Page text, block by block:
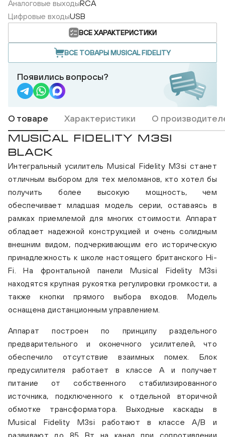
Аналоговые выходыRCA
Цифровые входыUSB
ВСЕ ХАРАКТЕРИСТИКИ
ВСЕ ТОВАРЫ MUSICAL FIDELITY
Появились вопросы?
О товаре Характеристики О
MUSICAL FIDELITY M3SI
BLACK
Интегральный усилитель Musical Fidelity M3si станет
отличным выбором для тех меломанов, кто хотел бы
получить более высокую мощность, чем
обеспечивает младшая модель серии, оставаясь в
рамках приемлемой для многих стоимости. Аппарат
обладает надежной конструкцией и очень солидным
внешним видом, подчеркивающим его историческую
принадлежность к школе настоящего британского Hi-
Fi. На фронтальной панели Musical Fidelity M3si
находятся крупная рукоятка регулировки громкости, а
также кнопки прямого выбора входов. Модель
оснащена дистанционным управлением.
Аппарат построен по принципу раздельного
предварительного и оконечного усилителей, что
обеспечило отсутствие взаимных помех. Блок
предусилителя работает в классе A и получает
питание от собственного стабилизированного
источника, подключенного к отдельной вторичной
обмотке трансформатора. Выходные каскады в
Musical Fidelity M3si работают в классе А/B и
развивают до 85 Вт на канал при сопротивлении